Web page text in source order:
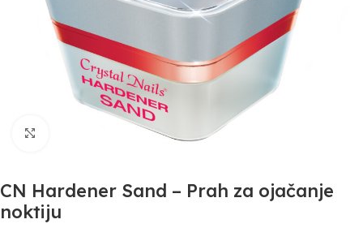
CN Hardener Sand – Prah za ojačanje
noktiju